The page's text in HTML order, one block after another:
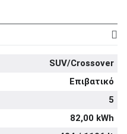
SUV/Crossover
Επιβατικό
5
82,00 kWh